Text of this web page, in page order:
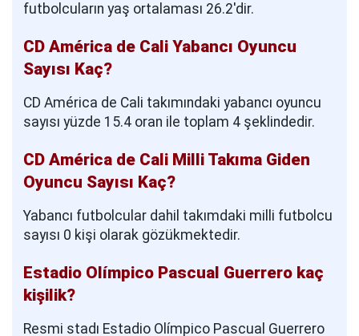
futbolcuların yaş ortalaması 26.2'dir.
CD América de Cali Yabancı Oyuncu
Sayısı Kaç?
CD América de Cali takımındaki yabancı oyuncu
sayısı yüzde 15.4 oran ile toplam 4 şeklindedir.
CD América de Cali Milli Takıma Giden
Oyuncu Sayısı Kaç?
Yabancı futbolcular dahil takımdaki milli futbolcu
sayısı 0 kişi olarak gözükmektedir.
Estadio Olímpico Pascual Guerrero kaç
kişilik?
Resmi stadı Estadio Olímpico Pascual Guerrero